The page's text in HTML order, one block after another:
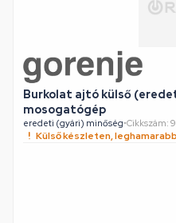
Burkolat ajtó külső
mosogatógép
eredeti (gyári) minőség•Cikkszám:
Külső készleten,